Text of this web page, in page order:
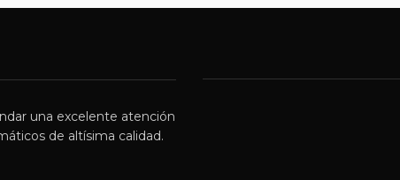
una excelente atención
de altísima calidad.